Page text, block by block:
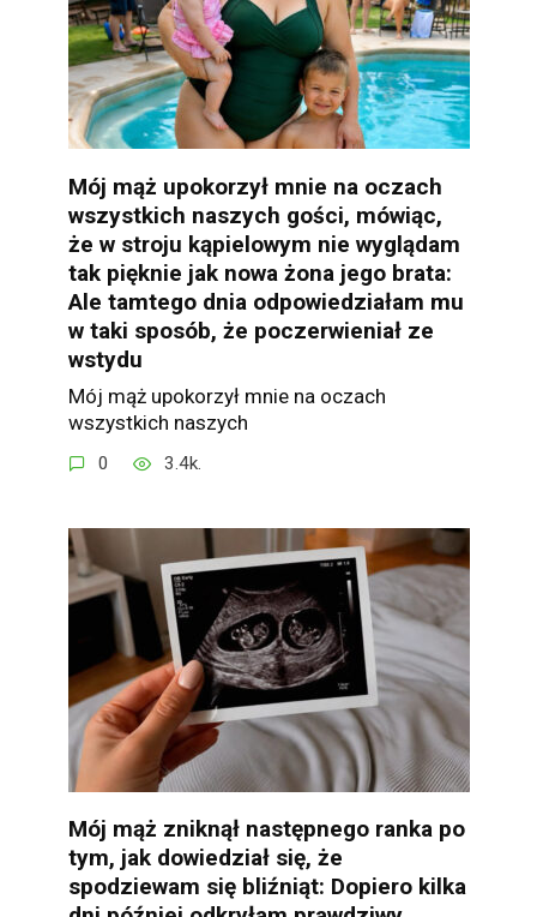
Mój mąż upokorzył mnie na oczach
wszystkich naszych gości, mówiąc,
że w stroju kąpielowym nie wyglądam
tak pięknie jak nowa żona jego brata:
Ale tamtego dnia odpowiedziałam mu
w taki sposób, że poczerwieniał ze
wstydu
Mój mąż upokorzył mnie na oczach
wszystkich naszych
0 3.4k.
Mój mąż zniknął następnego ranka po
tym, jak dowiedział się, że
spodziewam się bliźniąt: Dopiero kilka